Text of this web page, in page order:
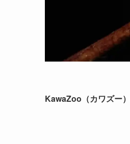
KawaZoo（カワズー）